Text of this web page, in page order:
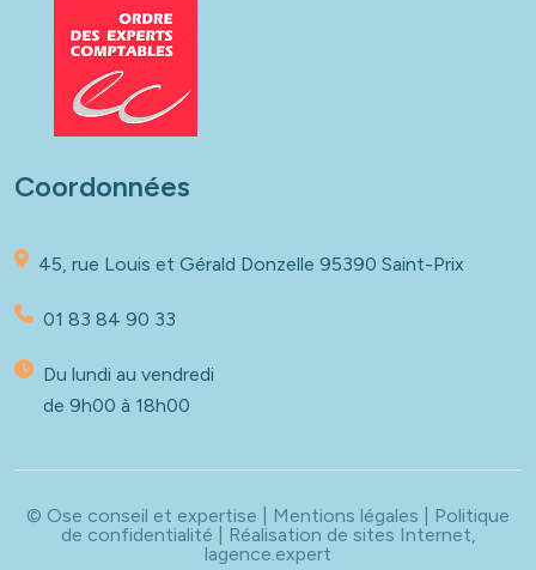
Coordonnées
45, rue Louis et Gérald Donzelle 95390 Saint-Prix
01 83 84 90 33
Du lundi au vendredi
de 9h00 à 18h00
© Ose conseil et expertise | Mentions légales
Politique
de confidentialité | Réalisation de sites Internet,
lagence.expert